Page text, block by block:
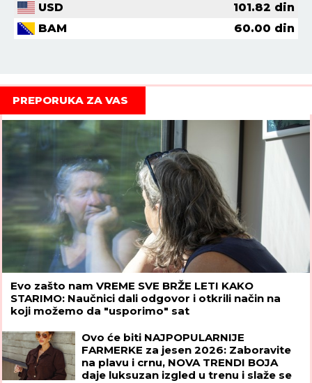
USD
101.82 din
BAM
60.00 din
PREPORUKA ZA VAS
Evo zašto nam VREME SVE BRŽE LETI KAKO
STARIMO: Naučnici dali odgovor i otkrili način na
koji možemo da "usporimo" sat
Ovo će biti NAJPOPULARNIJE
FARMERKE za jesen 2026: Zaboravite
na plavu i crnu, NOVA TRENDI BOJA
daje luksuzan izgled u trenu i slaže se